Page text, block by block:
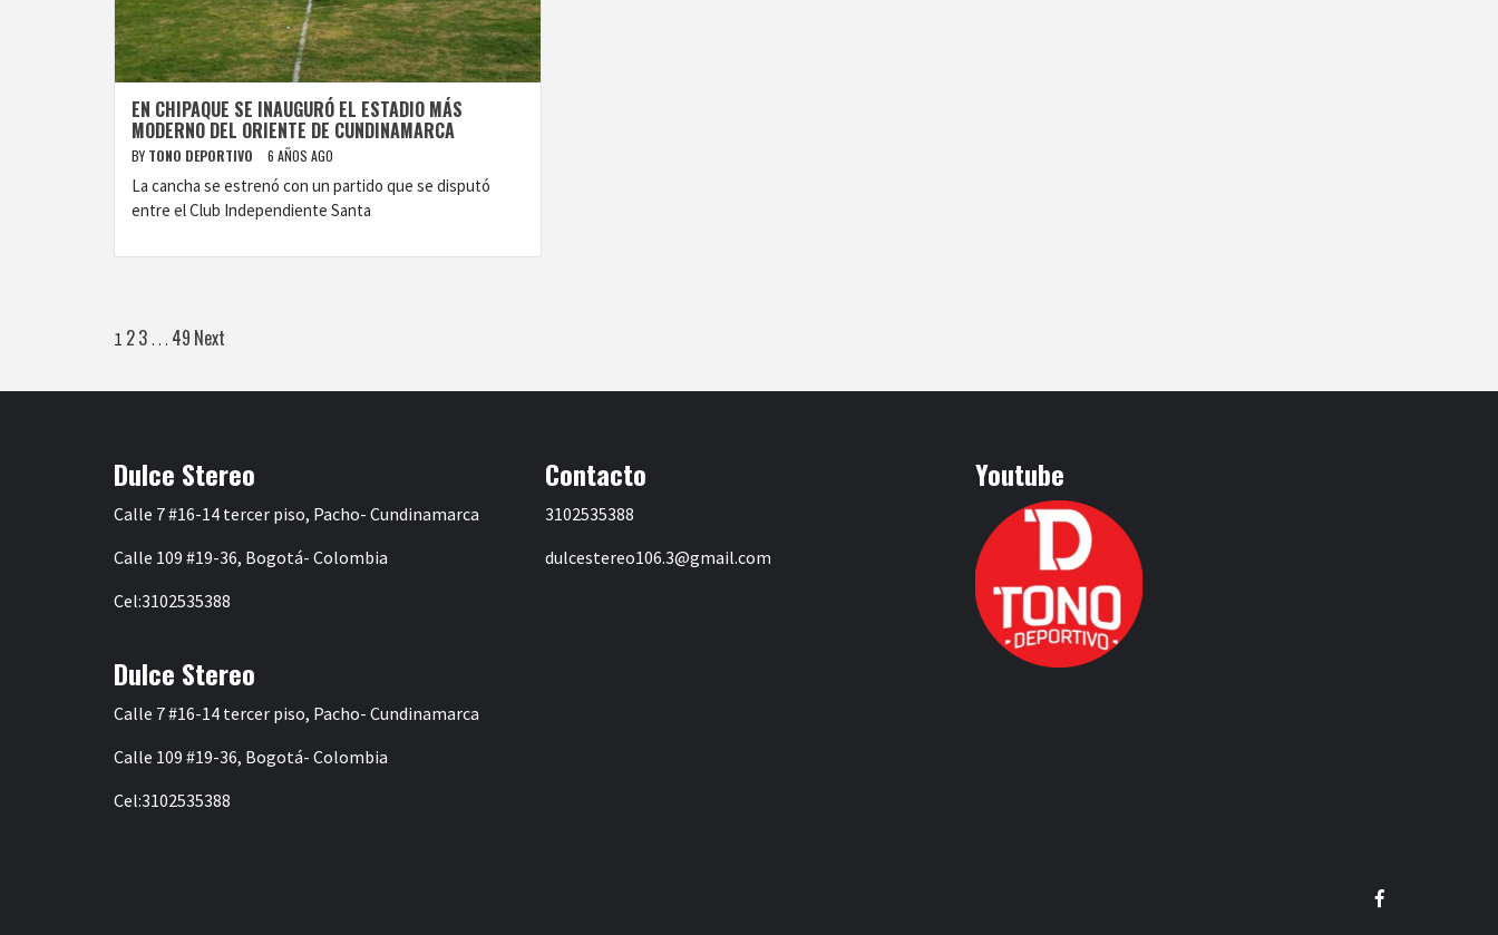
EN CHIPAQUE SE INAUGURÓ EL ESTADIO MÁS
MODERNO DEL ORIENTE DE CUNDINAMARCA
BY TONO DEPORTIVO 6 AÑOS AGO
La cancha se estrenó con un partido que se disputó
entre el Club Independiente Santa
Paginación
de
1 23 … 49 Next
Dulce Stereo
Calle 7 #16-14 tercer piso, Pacho- Cundinamarca
Calle 109 #19-36, Bogotá- Colombia
Cel:3102535388
Dulce Stereo
Calle 7 #16-14 tercer piso, Pacho- Cundinamarca
Calle 109 #19-36, Bogotá- Colombia
Cel:3102535388
Contacto
3102535388
dulcestereo106.3@gmail.com
Youtube
Facebook